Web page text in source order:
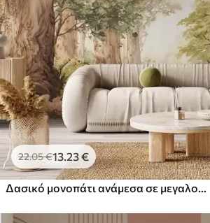
22.05€13.23€
Δασικό μονοπάτι ανάμεσα σε μεγαλοπρεπή δέντρα σε στυλ ακουαρέλας